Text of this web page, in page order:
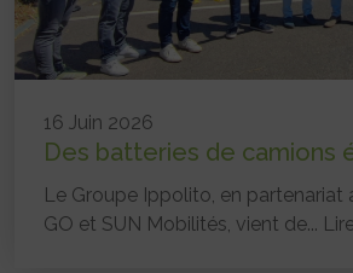
16 Juin 2026
Des batteries de camions
Le Groupe Ippolito, en partenariat
GO et SUN Mobilités, vient de...